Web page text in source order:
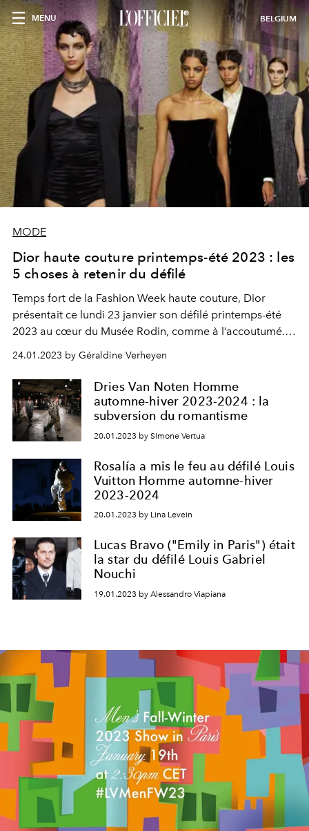
MENU BELGIUM
MODE
Dior haute couture printemps-été 2023 : les
5 choses à retenir du défilé
Temps fort de la Fashion Week haute couture, Dior
présentait ce lundi 23 janvier son défilé printemps-été
2023 au cœur du Musée Rodin, comme à l’accoutumé.
De la scénographie spectaculaire à la collection
hommage à Joséphine Baker, retour sur ce show-
événement en 5 point clés.
24.01.2023 by Géraldine Verheyen
Dries Van Noten Homme
automne-hiver 2023-2024 : la
subversion du romantisme
20.01.2023 by SImone Vertua
Rosalía a mis le feu au défilé Louis
Vuitton Homme automne-hiver
2023-2024
20.01.2023 by Lina Levein
Lucas Bravo ("Emily in Paris") était
la star du défilé Louis Gabriel
Nouchi
19.01.2023 by Alessandro Viapiana